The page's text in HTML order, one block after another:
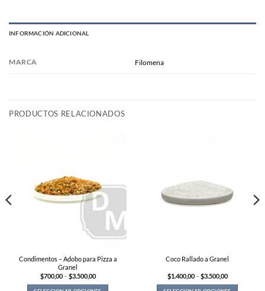
INFORMACIÓN ADICIONAL
MARCA Filomena
PRODUCTOS RELACIONADOS
Condimentos – Adobo para Pizza a
Granel
$700,00 –$3.500,00Price
$700,00
Coco Rallado a Granel
$1.400,00 –$3.500,00Price
$1.400,00